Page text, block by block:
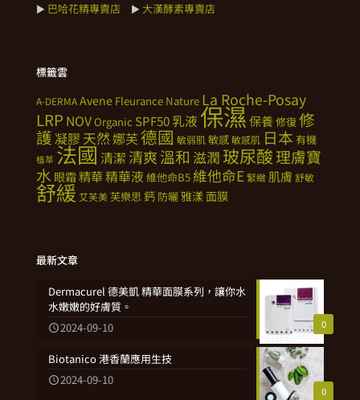
► 巴哈花精專賣店 ► 大漢酵素專賣店
標籤雲
A-DERMAAvene Fleurance Nature La Roche-Posay
LRP NOVOrganic SPF50乳液 保濕保養修復修
護凝膠 天然娜芙德國 敏弱肌敏感敏感肌 日本 有機
植萃 法國清潔 清爽溫和 滋潤 玻尿酸理膚寶
水 眼霜 精華精華液 維他命B5 維他命E 緊緻 肌膚 舒敏
舒緩 艾芙美芙樂思鈣 防曬雅漾面膜
最新文章
0
Dermacurel 德美凱 精華面膜系列，讓你水
水嫩嫩的好膚質。
2024-09-10
0
Biotanico 港香蘭應用生技
2024-09-10